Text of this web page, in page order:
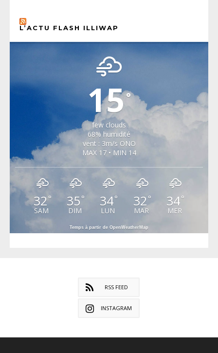
L’ACTU FLASH ILLIWAP
15°
few clouds
68% humidité
vent : 3m/s ONO
MAX 17 • MIN 14
32°
SAM
35 °
DIM
34°
LUN
32 °
MAR
34°
MER
Temps à partir de OpenWeatherMap
RSS FEED
INSTAGRAM